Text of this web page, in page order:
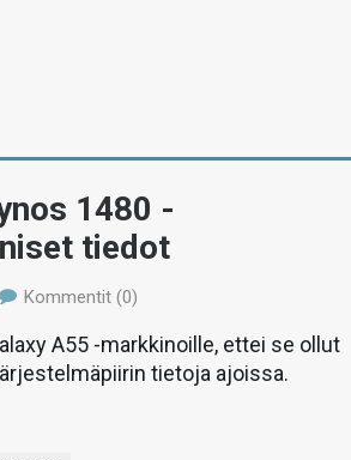
1480 -
tiedot
Kommentit (0)
A55 -markkinoille, ettei se ollut
tietoja ajoissa.